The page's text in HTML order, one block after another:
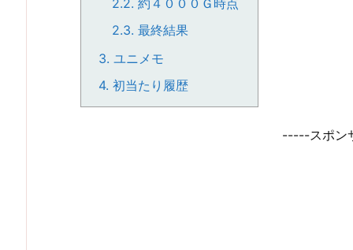
2.2. 約４０００Ｇ時点
2.3. 最終結果
3. ユニメモ
4. 初当たり履歴
-----スポン